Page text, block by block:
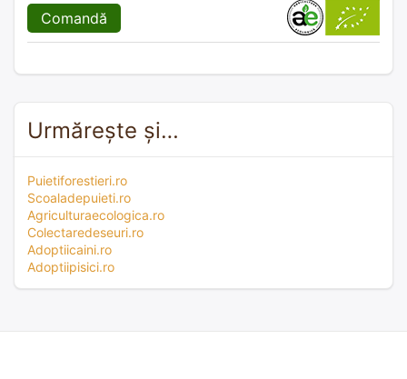
Comandă
Urmărește și…
Puietiforestieri.ro
Scoaladepuieti.ro
Agriculturaecologica.ro
Colectaredeseuri.ro
Adoptiicaini.ro
Adoptiipisici.ro